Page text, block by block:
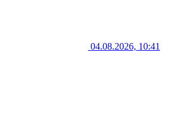
04.08.2026, 10:41